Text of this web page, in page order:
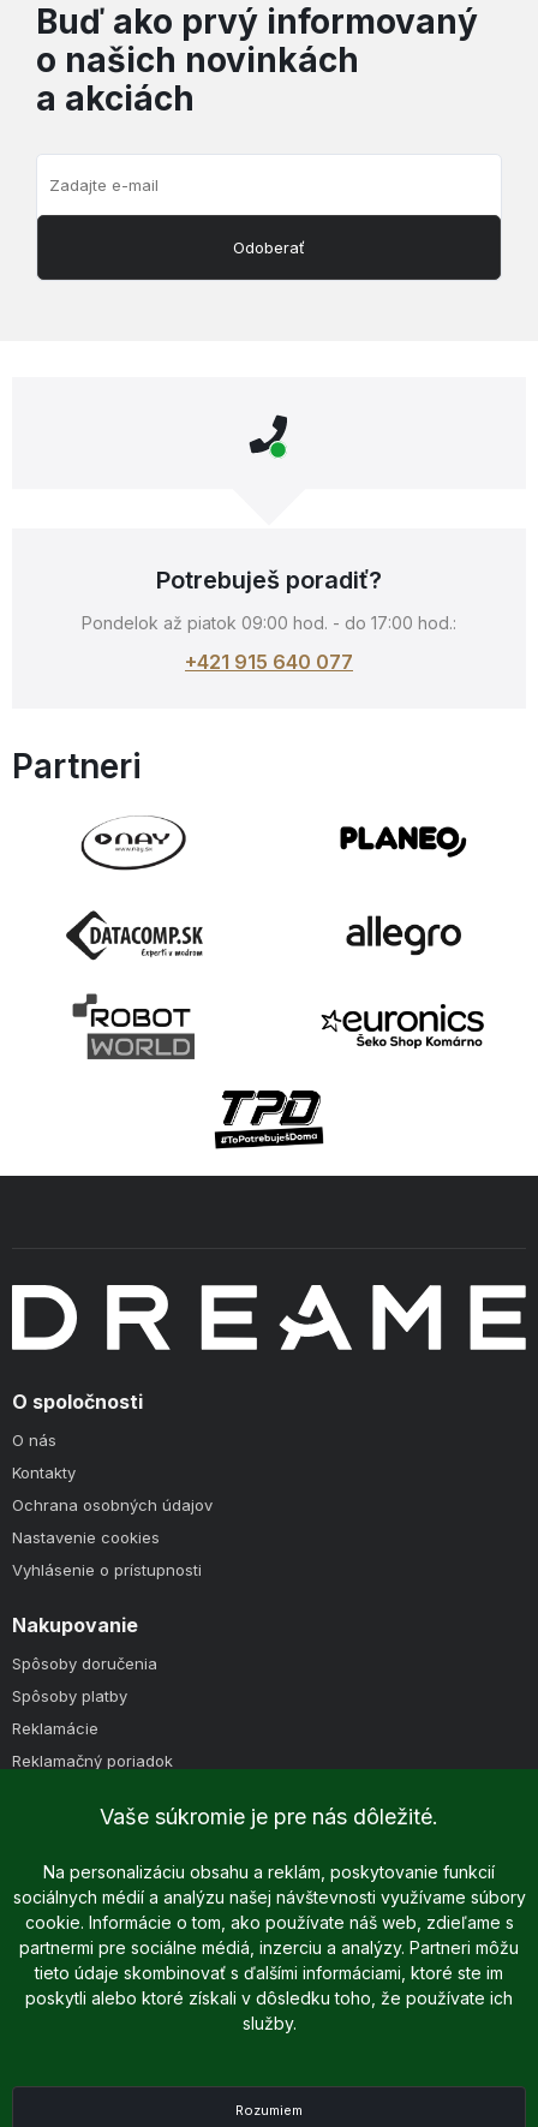
Buď ako prvý informovaný
o našich novinkách
a akciách
Odoberať
Potrebuješ poradiť?
Pondelok až piatok 09:00 hod. - do 17:00 hod.:
+421 915 640 077
Partneri
O spoločnosti
O nás
Kontakty
Ochrana osobných údajov
Nastavenie cookies
Vyhlásenie o prístupnosti
Nakupovanie
Spôsoby doručenia
Spôsoby platby
Reklamácie
Reklamačný poriadok
Copyright © 2025 - 2026 Dreame.sk | Všetky práva vyhradené
správcu dane online; v prípade technického výpadku však najneskôr do
Vaše súkromie je pre nás dôležité.
Na personalizáciu obsahu a reklám, poskytovanie funkcií
sociálnych médií a analýzu našej návštevnosti využívame súbory
cookie. Informácie o tom, ako používate náš web, zdieľame s
partnermi pre sociálne médiá, inzerciu a analýzy. Partneri môžu
tieto údaje skombinovať s ďalšími informáciami, ktoré ste im
poskytli alebo ktoré získali v dôsledku toho, že používate ich
služby.
Rozumiem